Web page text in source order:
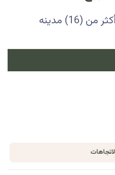
(16) مدينه